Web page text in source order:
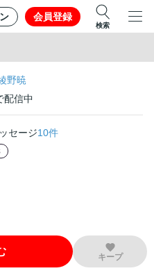
会員登録
検索
野暁
配信中
セージ10件
キープ